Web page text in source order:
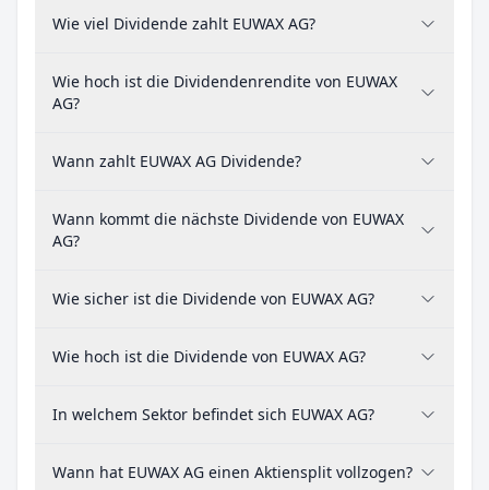
Wie viel Dividende zahlt EUWAX AG?
Wie hoch ist die Dividendenrendite von EUWAX
AG?
Wann zahlt EUWAX AG Dividende?
Wann kommt die nächste Dividende von EUWAX
AG?
Wie sicher ist die Dividende von EUWAX AG?
Wie hoch ist die Dividende von EUWAX AG?
In welchem Sektor befindet sich EUWAX AG?
Wann hat EUWAX AG einen Aktiensplit vollzogen?